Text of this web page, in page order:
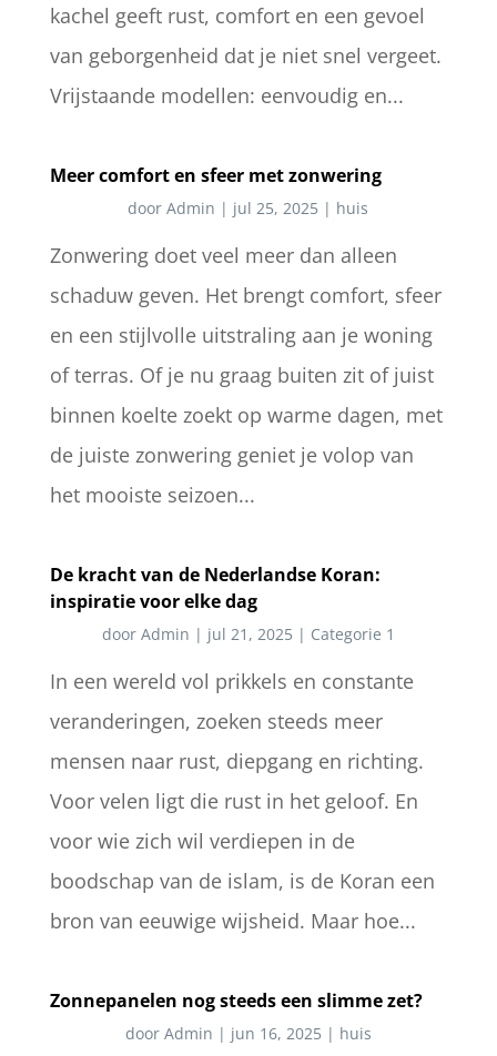
kachel geeft rust, comfort en een gevoel
van geborgenheid dat je niet snel vergeet.
Vrijstaande modellen: eenvoudig en...
Meer comfort en sfeer met zonwering
doorAdmin | jul 25, 2025 | huis
Zonwering doet veel meer dan alleen
schaduw geven. Het brengt comfort, sfeer
en een stijlvolle uitstraling aan je woning
of terras. Of je nu graag buiten zit of juist
binnen koelte zoekt op warme dagen, met
de juiste zonwering geniet je volop van
het mooiste seizoen...
De kracht van de Nederlandse Koran:
inspiratie voor elke dag
door Admin | jul 21, 2025 | Categorie 1
In een wereld vol prikkels en constante
veranderingen, zoeken steeds meer
mensen naar rust, diepgang en richting.
Voor velen ligt die rust in het geloof. En
voor wie zich wil verdiepen in de
boodschap van de islam, is de Koran een
bron van eeuwige wijsheid. Maar hoe...
Zonnepanelen nog steeds een slimme zet?
door Admin | jun 16, 2025 | huis